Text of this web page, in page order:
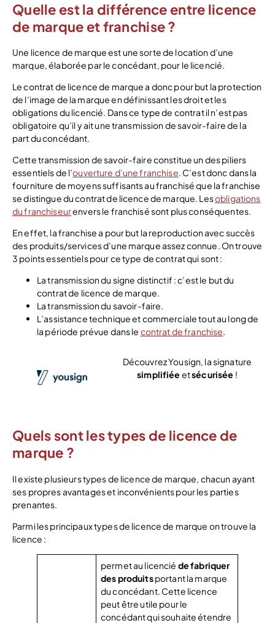
Quelle est la différence entre licence
de marque et franchise ?
Une licence de marque est une sorte de location d’une
marque, élaborée par le concédant, pour le licencié.
Le contrat de licence de marque a donc pour but la protection
de l’image de la marque en définissant les droit et les
obligations du licencié. Dans ce type de contrat il n’est pas
obligatoire qu’il y ait une transmission de savoir-faire de la
part du concédant.
Cette transmission de savoir-faire constitue un des piliers
essentiels de l’ouverture d’une franchise. C’est donc dans la
fourniture de moyens suffisants au franchisé que la franchise
se distingue du contrat de licence de marque. Lesobligations
du franchiseurenvers le franchisé sont plus conséquentes.
En effet, la franchise a pour but la reproduction avec succès
des produits/services d’une marque assez connue. On trouve
3 points essentiels pour ce type de contrat qui sont :
La transmission du signe distinctif : c’est le but du
contrat de licence de marque.
La transmission du savoir-faire.
L’assistance technique et commerciale tout au long de
la période prévue dans le contrat de franchise.
Découvrez Yousign, la signature
simplifiée etsécurisée !
Quels sont les types de licence de
marque ?
Il existe plusieurs types de licence de marque, chacun ayant
ses propres avantages et inconvénients pour les parties
prenantes.
Parmi les principaux types de licence de marque on trouve la
licence :
permet au licencié de fabriquer
des produitsportant la marque
du concédant. Cette licence
peut être utile pour le
concédant qui souhaite étendre